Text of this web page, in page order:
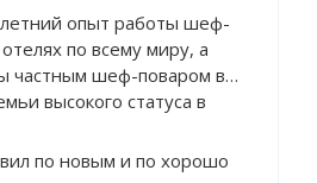
опыт работы шеф-
по всему миру, а
частным шеф-поваром в
высокого статуса в
по новым и по хорошо